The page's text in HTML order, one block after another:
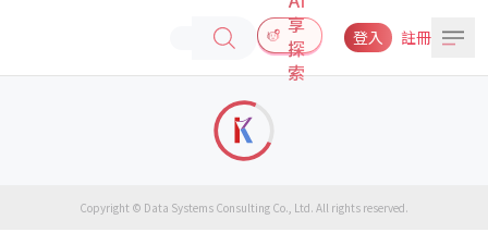
享
探
索
登入 註冊
Copyright © Data Systems Consulting Co., Ltd. All rights reserved.